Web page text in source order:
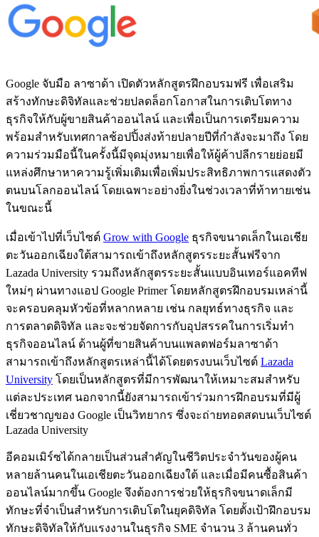
Google จับมือ ลาซาด้า เปิดตัวหลักสูตรฝึกอบรมฟรี เพื่อเสริม
สร้างทักษะดิจิทัลและช่วยปลดล็อกโอกาสในการเติบโตทาง
ธุรกิจให้กับผู้ขายสินค้าออนไลน์ และเพื่อเป็นการเตรียมความ
พร้อมสำหรับเทศกาลช้อปปิ้งส่งท้ายปลายปีที่กำลังจะมาถึง โดย
ความร่วมมือนี้ในครั้งนี้มีจุดมุ่งหมายเพื่อให้ผู้ค้าปลีกรายย่อยมี
แหล่งศึกษาหาความรู้เพิ่มเติมเพื่อเพิ่มประสิทธิภาพการแสดงตัว
ตนบนโลกออนไลน์ โดยเฉพาะอย่างยิ่งในช่วงเวลาที่ท้าทายเช่น
ในขณะนี้
เมื่อเข้าไปที่เว็บไซต์ Grow with Google ธุรกิจขนาดเล็กในเอเชีย
ตะวันออกเฉียงใต้สามารถเข้าถึงหลักสูตรระยะสั้นฟรีจาก
Lazada University รวมถึงหลักสูตรระยะสั้นแบบอินเทอร์แอคทีฟ
ใหม่ๆ ผ่านทางแอป Google Primer โดยหลักสูตรฝึกอบรมเหล่านี้
จะครอบคลุมหัวข้อที่หลากหลาย เช่น กลยุทธ์ทางธุรกิจ และ
การตลาดดิจิทัล และจะช่วยจัดการกับอุปสรรคในการเริ่มทำ
ธุรกิจออนไลน์ ด้านผู้ที่ขายสินค้าบนแพลตฟอร์มลาซาด้า
สามารถเข้าถึงหลักสูตรเหล่านี้ได้โดยตรงบนเว็บไซต์ Lazada
University โดยเป็นหลักสูตรที่มีการพัฒนาให้เหมาะสมสำหรับ
แต่ละประเทศ นอกจากนี้ยังสามารถเข้าร่วมการฝึกอบรมที่มีผู้
เชี่ยวชาญของ Google เป็นวิทยากร ซึ่งจะถ่ายทอดสดบนเว็บไซต์
Lazada University
อีคอมเมิร์ซได้กลายเป็นส่วนสำคัญในชีวิตประจำวันของผู้คน
หลายล้านคนในเอเชียตะวันออกเฉียงใต้ และเมื่อมีคนซื้อสินค้า
ออนไลน์มากขึ้น Google จึงต้องการช่วยให้ธุรกิจขนาดเล็กมี
ทักษะที่จำเป็นสำหรับการเติบโตในยุคดิจิทัล โดยตั้งเป้าฝึกอบรม
ทักษะดิจิทัลให้กับแรงงานในธุรกิจ SME จำนวน 3 ล้านคนทั่ว